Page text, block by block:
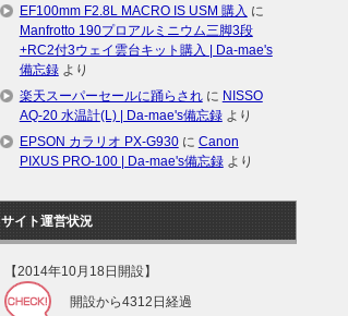
EF100mm F2.8L MACRO IS USM 購入 に
Manfrotto 190プロアルミニウム三脚3段
+RC2付3ウェイ雲台キット購入 | Da-mae's
備忘録より
楽天スーパーセールに踊らされに NISSO
AQ-20 水温計(L) | Da-mae's備忘録より
EPSON カラリオ PX-G930に Canon
PIXUS PRO-100 | Da-mae's備忘録より
サイト運営状況
【2014年10月18日開設】
開設から4312日経過